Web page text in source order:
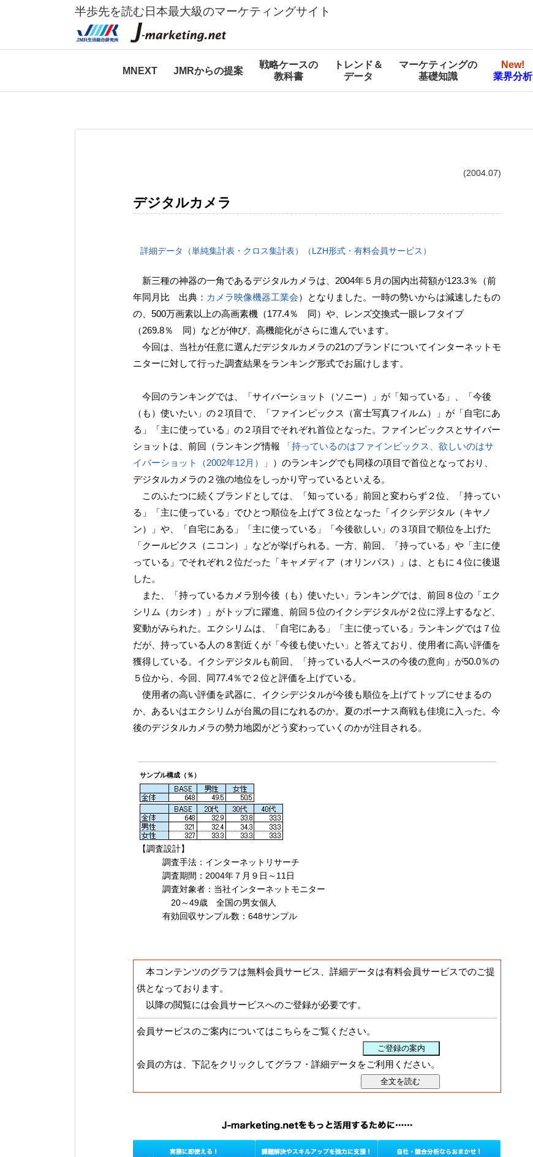
半歩先を読む日本最大級のマーケティングサイト
MNEXT JMRからの提案
戦略ケースの
教科書
トレンド＆
データ
マーケティングの
基礎知識
New!
業界分析
(2004.07)
デジタルカメラ
詳細データ（単純集計表・クロス集計表）（LZH形式・有料会員サービス）
新三種の神器の一角であるデジタルカメラは、2004年５月の国内出荷額が123.3％（前
年同月比 出典： カメラ映像機器工業会）となりました。一時の勢いからは減速したもの
の、500万画素以上の高画素機（177.4％ 同）や、レンズ交換式一眼レフタイプ
（269.8％ 同）などが伸び、高機能化がさらに進んでいます。
今回は、当社が任意に選んだデジタルカメラの21のブランドについてインターネットモ
ニターに対して行った調査結果をランキング形式でお届けします。
今回のランキングでは、「サイバーショット（ソニー）」が「知っている」、「今後
（も）使いたい」の２項目で、「ファインピックス（富士写真フイルム）」が「自宅にあ
る」「主に使っている」の２項目でそれぞれ首位となった。ファインピックスとサイバー
ショットは、前回（ランキング情報
「持っているのはファインピックス、欲しいのはサ
イバーショット（2002年12月）」
）のランキングでも同様の項目で首位となっており、
デジタルカメラの２強の地位をしっかり守っているといえる。
このふたつに続くブランドとしては、「知っている」前回と変わらず２位、「持ってい
る」「主に使っている」でひとつ順位を上げて３位となった「イクシデジタル（キヤノ
ン）」や、「自宅にある」「主に使っている」「今後欲しい」の３項目で順位を上げた
「クールピクス（ニコン）」などが挙げられる。一方、前回、「持っている」や「主に使
っている」でそれぞれ２位だった「キャメディア（オリンパス）」は、ともに４位に後退
した。
また、「持っているカメラ別今後（も）使いたい」ランキングでは、前回８位の「エク
シリム（カシオ）」がトップに躍進、前回５位のイクシデジタルが２位に浮上するなど、
変動がみられた。エクシリムは、「自宅にある」「主に使っている」ランキングでは７位
だが、持っている人の８割近くが「今後も使いたい」と答えており、使用者に高い評価を
獲得している。イクシデジタルも前回、「持っている人ベースの今後の意向」が50.0％の
５位から、今回、同77.4％で２位と評価を上げている。
使用者の高い評価を武器に、イクシデジタルが今後も順位を上げてトップにせまるの
か、あるいはエクシリムが台風の目になれるのか。夏のボーナス商戦も佳境に入った。今
後のデジタルカメラの勢力地図がどう変わっていくのかが注目される。
サンプル構成（％）
【調査設計】
調査手法：インターネットリサーチ
調査期間：2004年７月９日～11日
調査対象者：当社インターネットモニター
20～49歳 全国の男女個人
有効回収サンプル数：648サンプル
本コンテンツのグラフは無料会員サービス、詳細データは有料会員サービスでのご提
供となっております。
以降の閲覧には会員サービスへのご登録が必要です。
会員サービスのご案内についてはこちらをご覧ください。
会員の方は、下記をクリックしてグラフ・詳細データをご利用ください。